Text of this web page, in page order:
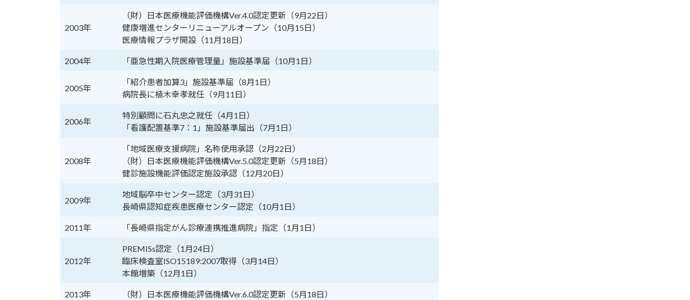
2003年
（財）日本医療機能評価機構Ver.4.0認定更新（9月22日）
健康増進センターリニューアルオープン（10月15日）
医療情報プラザ開設（11月18日）
2004年 「亜急性期入院医療管理量」施設基準届（10月1日）
2005年
「紹介患者加算3」施設基準届（8月1日）
病院長に植木幸孝就任（9月11日）
2006年
特別顧問に石丸忠之就任（4月1日）
「看護配置基準7：1」施設基準届出（7月1日）
2008年
「地域医療支援病院」名称使用承認（2月22日）
（財）日本医療機能評価機構Ver.5.0認定更新（5月18日）
健診施設機能評価認定施設承認（12月20日）
2009年
地域脳卒中センター認定（3月31日）
長崎県認知症疾患医療センター認定（10月1日）
2011年 「長崎県指定がん診療連携推進病院」指定（1月1日）
2012年
PREMISs認定（1月24日）
臨床検査室ISO15189:2007取得（3月14日）
本館増築（12月1日）
2013年 （財）日本医療機能評価機構Ver.6.0認定更新（5月18日）